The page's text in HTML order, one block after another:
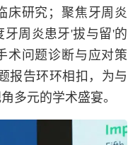
床研究；聚焦牙周炎
周炎患牙'拔与留'的
术问题诊断与应对策
报告环环相扣，为与
多元的学术盛宴。